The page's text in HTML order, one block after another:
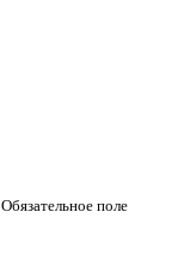
Обязательное поле